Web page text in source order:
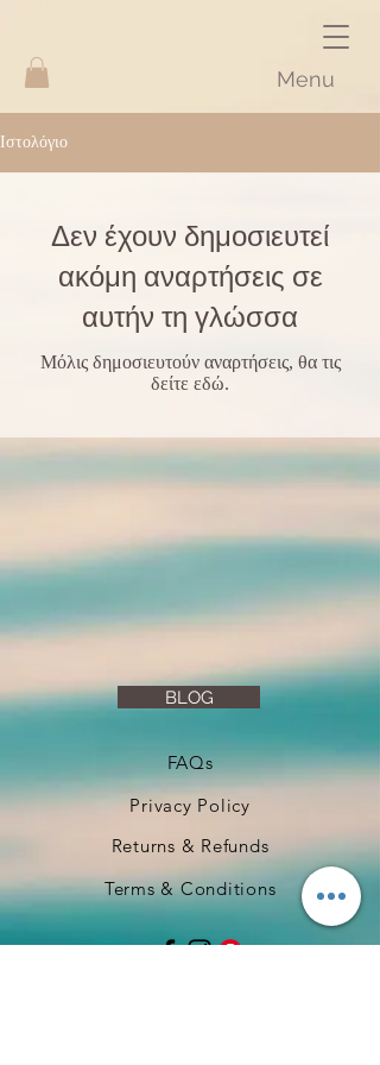
Menu
Ιστολόγιο
Δεν έχουν δημοσιευτεί
ακόμη αναρτήσεις σε
αυτήν τη γλώσσα
Μόλις δημοσιευτούν αναρτήσεις, θα τις
δείτε εδώ.
BLOG
FAQs
Privacy Policy
Returns & Refunds
Terms & Conditions